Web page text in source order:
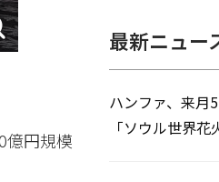
億円規模
最新ニュー
ハンファ、来月
「ソウル世界花